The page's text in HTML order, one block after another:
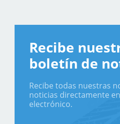
Recibe
boletín de
Recibe todas nuestras
noticias directamente
electrónico.